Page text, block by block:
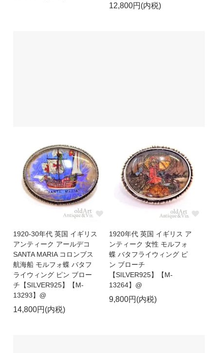
12,800円(内税)
1920-30年代 英国 イギリス
アンティーク アールデコ
SANTA MARIA コロンブス
航海船 モルフォ蝶 バタフ
ライウィング ピン ブロー
チ【SILVER925】【M-
13293】@
14,800円(内税)
1920年代 英国 イギリス ア
ンティーク 女性 モルフォ
蝶 バタフライウィング ピ
ン ブローチ
【SILVER925】【M-
13264】@
9,800円(内税)